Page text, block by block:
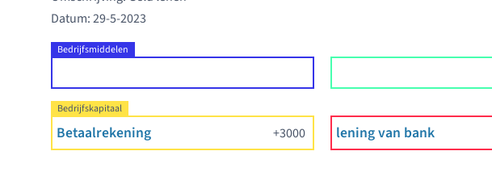
Datum: 29-5-2023
Betaalrekening 3000 lening van bank